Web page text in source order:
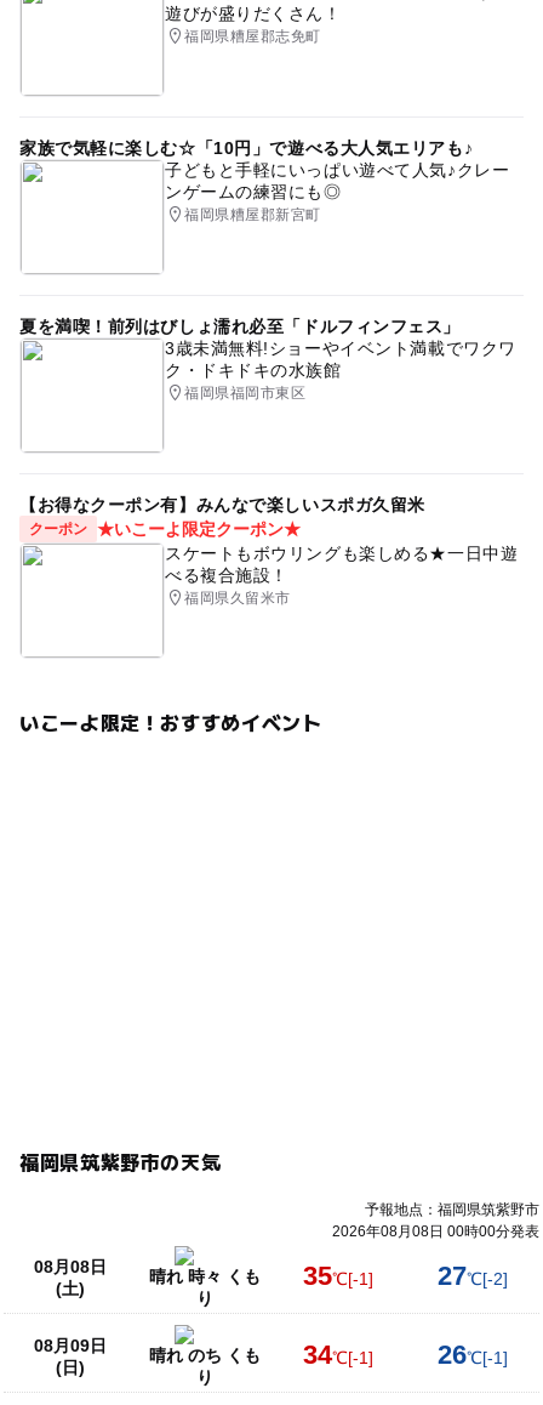
遊びが盛りだくさん！
福岡県糟屋郡志免町
家族で気軽に楽しむ☆「10円」で遊べる大人気エリアも♪
子どもと手軽にいっぱい遊べて人気♪クレー
ンゲームの練習にも◎
福岡県糟屋郡新宮町
夏を満喫！前列はびしょ濡れ必至「ドルフィンフェス」
3歳未満無料!ショーやイベント満載でワクワ
ク・ドキドキの水族館
福岡県福岡市東区
【お得なクーポン有】みんなで楽しいスポガ久留米
クーポン ★いこーよ限定クーポン★
スケートもボウリングも楽しめる★一日中遊
べる複合施設！
福岡県久留米市
いこーよ限定！おすすめイベント
福岡県筑紫野市の天気
予報地点：福岡県筑紫野市
2026年08月08日 00時00分発表
08月08日
(土)
晴れ 時々 くも
り
35℃[-1] 27℃[-2]
08月09日
(日)
晴れ のち くも
り
34℃[-1] 26℃[-1]